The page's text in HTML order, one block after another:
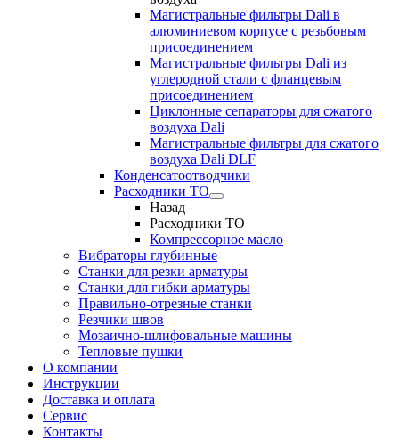
Магистральные фильтры Dali в
алюминиевом корпусе с резьбовым
присоединением
Магистральные фильтры Dali из
углеродной стали с фланцевым
присоединением
Циклонные сепараторы для сжатого
воздуха Dali
Магистральные фильтры для сжатого
воздуха Dali DLF
Конденсатоотводчики
Расходники ТО
Назад
Расходники ТО
Компрессорное масло
Вибраторы глубинные
Станки для резки арматуры
Станки для гибки арматуры
Правильно-отрезные станки
Резчики швов
Мозаично-шлифовальные машины
Тепловые пушки
О компании
Инструкции
Доставка и оплата
Сервис
Контакты